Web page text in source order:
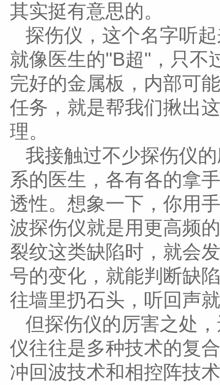
其实挺有意思的。
探伤仪，这个名字听
就像医生的"B超"，只不
完好的金属板，内部可
任务，就是帮我们揪出
理。
我接触过不少探伤仪
系的医生，各有各的拿
透性。想象一下，你用
波探伤仪就是用更高频
裂纹这类缺陷时，就会
号的变化，就能判断缺
往墙里扔石头，听回声
但探伤仪的厉害之处
仪往往是多种技术的复
冲回波技术和相控阵技